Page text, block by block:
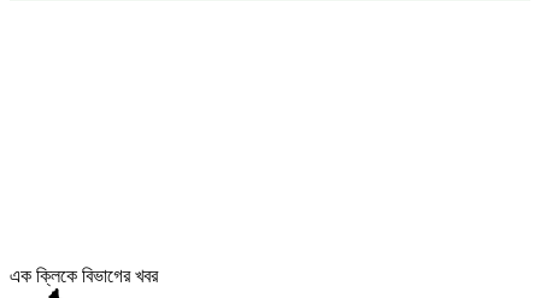
এক ক্লিকে বিভাগের খবর